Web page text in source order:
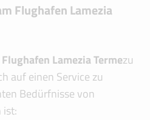
Flughafen Lamezia
Flughafen Lamezia Termezu
auf einen Service zu
Bedürfnisse von
ist: